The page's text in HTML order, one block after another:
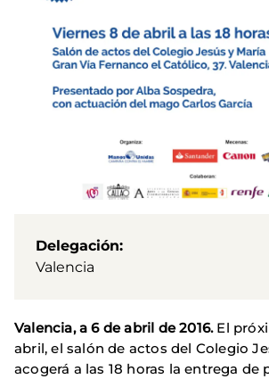
Delegación
Valencia
Valencia, a 6 de abril de 2016. El
abril, el salón de actos del Colegio
acogerá a las 18 horas la entrega de